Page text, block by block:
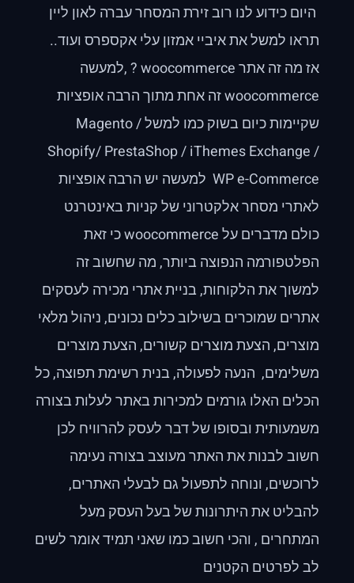
היום כידוע לנו רוב זירת המסחר עברה לאון ליין
תראו למשל את איביי אמזון עלי אקספרס ועוד..
אז מה זה אתר woocommerce ? ,למעשה
woocommerce זה אחת מתוך הרבה אופציות
שקיימות כיום בשוק כמו למשל Magento /
Shopify/ PrestaShop / iThemes Exchange /
WP e-Commerce למעשה יש הרבה אופציות
לאתרי מסחר אלקטרוני של קניות באינטרנט
כולם מדברים על woocommerce כי זאת
הפלטפורמה הנפוצה ביותר, מה שחשוב זה
למשוך את הלקוחות, בניית אתרי מכירה לעסקים
אתרים שמוכרים בשילוב כלים נכונים, ניהול מלאי
מוצרים, הצעת מוצרים קשורים, הצעת מוצרים
משלימים, הנעה לפעולה, בנית רשימת תפוצה, כל
הכלים האלו גורמים למכירות באתר לעלות בצורה
משמעותית ובסופו של דבר לעסק להרוויח לכן
חשוב לבנות את האתר מעוצב בצורה נעימה
לרוכשים, ונוחה לתפעול גם לבעלי האתרים,
להבליט את היתרונות של בעל העסק מעל
המתחרים , והכי חשוב כמו שאני תמיד אומר לשים
לב לפרטים הקטנים